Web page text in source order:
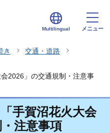
Multilingual メニュー
き
交通・道路
2026」の交通規制・注意事
手賀沼花火大会
注意事項